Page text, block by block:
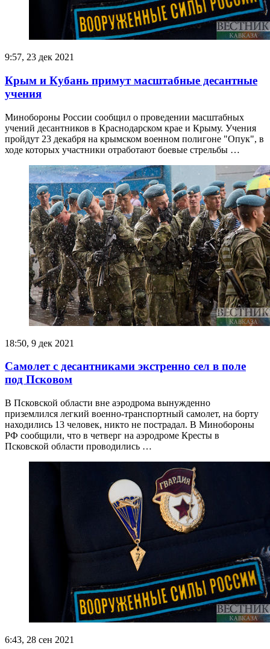
9:57, 23 дек 2021
Крым и Кубань примут масштабные десантные
учения
Минобороны России сообщил о проведении масштабных
учений десантников в Краснодарском крае и Крыму. Учения
пройдут 23 декабря на крымском военном полигоне "Опук", в
ходе которых участники отработают боевые стрельбы …
18:50, 9 дек 2021
Самолет с десантниками экстренно сел в поле
под Псковом
В Псковской области вне аэродрома вынужденно
приземлился легкий военно-транспортный самолет, на борту
находились 13 человек, никто не пострадал. В Минобороны
РФ сообщили, что в четверг на аэродроме Кресты в
Псковской области проводились …
6:43, 28 сен 2021